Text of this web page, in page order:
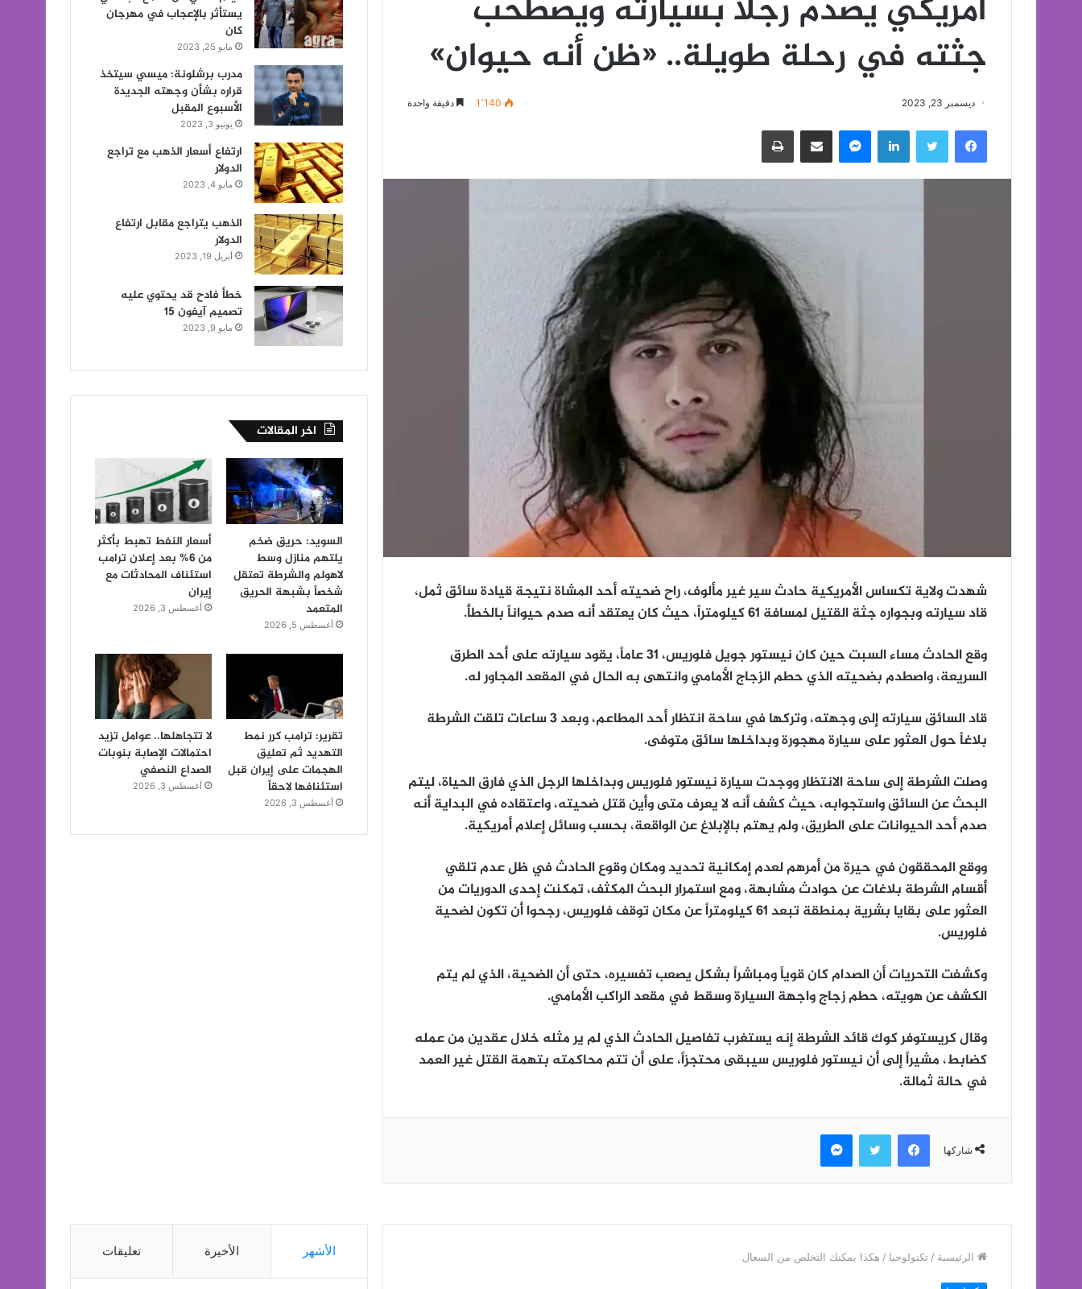
أمريكي يصدم رجلاً بسيارته ويصطحب
جثته في رحلة طويلة.. «ظن أنه حيوان»
ديسمبر 23, 2023 1٬140 دقيقة واحدة
فيسبوك تويتر لينكدإن ماسنجر مشاركة عبر البريد طباعة
شهدت ولاية تكساس الأمريكية حادث سير غير مألوف، راح ضحيته أحد المشاة نتيجة قيادة سائق ثمل،
قاد سيارته وبجواره جثة القتيل لمسافة 61 كيلومتراً، حيث كان يعتقد أنه صدم حيواناً بالخطأ.
وقع الحادث مساء السبت حين كان نيستور جويل فلوريس، 31 عاماً، يقود سيارته على أحد الطرق
السريعة، واصطدم بضحيته الذي حطم الزجاج الأمامي وانتهى به الحال في المقعد المجاور له.
قاد السائق سيارته إلى وجهته، وتركها في ساحة انتظار أحد المطاعم، وبعد 3 ساعات تلقت الشرطة
بلاغاً حول العثور على سيارة مهجورة وبداخلها سائق متوفى.
وصلت الشرطة إلى ساحة الانتظار ووجدت سيارة نيستور فلوريس وبداخلها الرجل الذي فارق الحياة، ليتم
البحث عن السائق واستجوابه، حيث كشف أنه لا يعرف متى وأين قتل ضحيته، واعتقاده في البداية أنه
صدم أحد الحيوانات على الطريق، ولم يهتم بالإبلاغ عن الواقعة، بحسب وسائل إعلام أمريكية.
ووقع المحققون في حيرة من أمرهم لعدم إمكانية تحديد ومكان وقوع الحادث في ظل عدم تلقي
أقسام الشرطة بلاغات عن حوادث مشابهة، ومع استمرار البحث المكثف، تمكنت إحدى الدوريات من
العثور على بقايا بشرية بمنطقة تبعد 61 كيلومتراً عن مكان توقف فلوريس، رجحوا أن تكون لضحية
فلوريس.
وكشفت التحريات أن الصدام كان قوياً ومباشراً بشكل يصعب تفسيره، حتى أن الضحية، الذي لم يتم
الكشف عن هويته، حطم زجاج واجهة السيارة وسقط في مقعد الراكب الأمامي.
وقال كريستوفر كوك قائد الشرطة إنه يستغرب تفاصيل الحادث الذي لم ير مثله خلال عقدين من عمله
كضابط، مشيراً إلى أن نيستور فلوريس سيبقى محتجزاً، على أن تتم محاكمته بتهمة القتل غير العمد
في حالة ثمالة.
شاركها
فيسبوك تويتر ماسنجر
يستأثر بالإعجاب في مهرجان
كان
مايو 25, 2023
مدرب برشلونة: ميسي سيتخذ
قراره بشأن وجهته الجديدة
الأسبوع المقبل
يونيو 3, 2023
ارتفاع أسعار الذهب مع تراجع
الدولار
مايو 4, 2023
الذهب يتراجع مقابل ارتفاع
الدولار
أبريل 19, 2023
خطأ فادح قد يحتوي عليه
تصميم آيفون 15
مايو 9, 2023
اخر المقالات
السويد: حريق ضخم
يلتهم منازل وسط
لاهولم والشرطة تعتقل
شخصاً بشبهة الحريق
المتعمد
أغسطس 5, 2026
أسعار النفط تهبط بأكثر
من 6% بعد إعلان ترامب
استئناف المحادثات مع
إيران
أغسطس 3, 2026
تقرير: ترامب كرر نمط
التهديد ثم تعليق
الهجمات على إيران قبل
استئنافها لاحقاً
أغسطس 3, 2026
لا تتجاهلها.. عوامل تزيد
احتمالات الإصابة بنوبات
الصداع النصفي
أغسطس 3, 2026